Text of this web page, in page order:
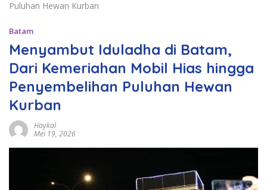
Puluhan Hewan Kurban
Batam
Menyambut Iduladha di Batam,
Dari Kemeriahan Mobil Hias hingga
Penyembelihan Puluhan Hewan
Kurban
Haykal
Mei 19, 2026